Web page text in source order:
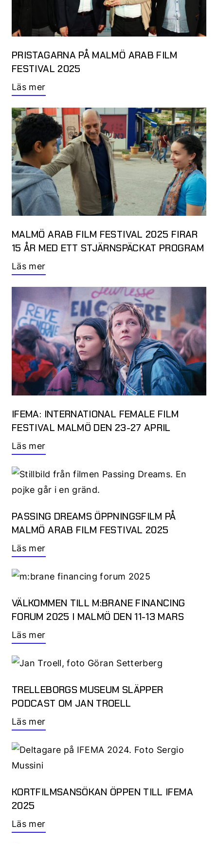
PRISTAGARNA PÅ MALMÖ ARAB FILM
FESTIVAL 2025
Läs mer
MALMÖ ARAB FILM FESTIVAL 2025 FIRAR
15 ÅR MED ETT STJÄRNSPÄCKAT PROGRAM
Läs mer
IFEMA: INTERNATIONAL FEMALE FILM
FESTIVAL MALMÖ DEN 23-27 APRIL
Läs mer
PASSING DREAMS ÖPPNINGSFILM PÅ
MALMÖ ARAB FILM FESTIVAL 2025
Läs mer
VÄLKOMMEN TILL M:BRANE FINANCING
FORUM 2025 I MALMÖ DEN 11-13 MARS
Läs mer
TRELLEBORGS MUSEUM SLÄPPER
PODCAST OM JAN TROELL
Läs mer
KORTFILMSANSÖKAN ÖPPEN TILL IFEMA
2025
Läs mer